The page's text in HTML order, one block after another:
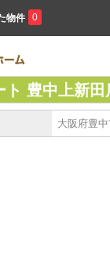
物件 0
ト 豊中上新田
大阪府豊